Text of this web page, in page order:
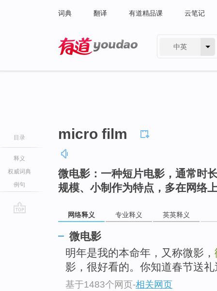
词典 翻译 有道精品课 云笔记
中英
目录
释义
权威词典
例句
micro film
微电影：一种短片电影，通常时
规模、小制作为特点，多在网络
网络释义 专业释义 英英释义
微电影
明年是我的本命年，又称微影，
影，很好看的。你知道春节送
基于1483个网页-相关网页